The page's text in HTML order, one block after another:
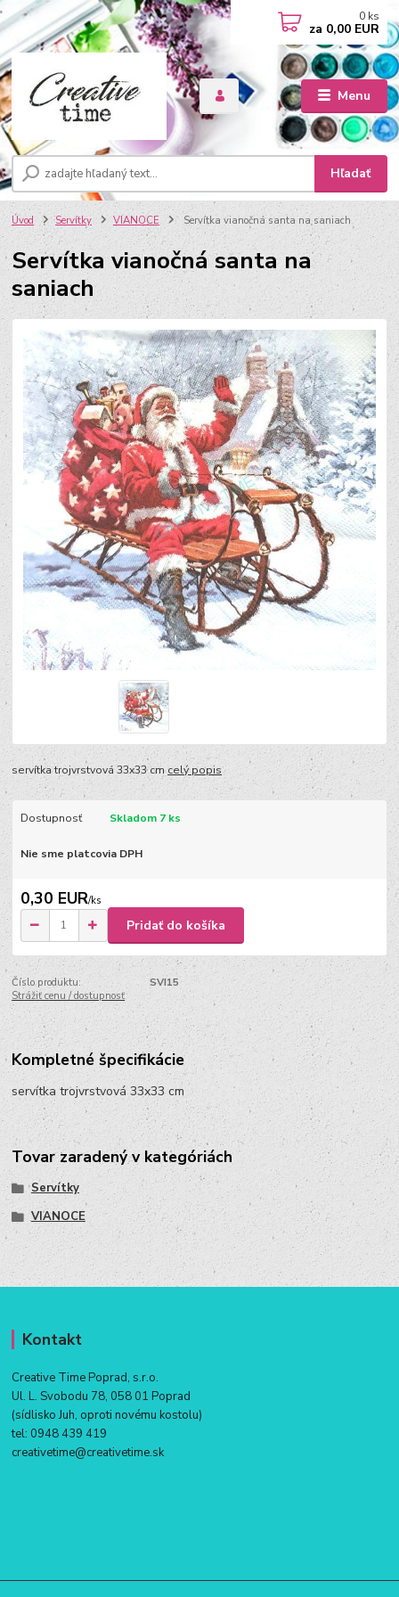
Menu
Hľadať
0 ks
za 0,00 EUR
Úvod Servítky VIANOCE Servítka vianočná santa na saniach
Servítka vianočná santa na
saniach
servítka trojvrstvová 33x33 cm celý popis
Dostupnosť Skladom 7 ks
Nie sme platcovia DPH
0,30 EUR/ks
Pridať do košíka
Číslo produktu:
SVI15
Strážiť cenu / dostupnosť
Kompletné špecifikácie
servítka trojvrstvová 33x33 cm
Tovar zaradený v kategóriách
Servítky
VIANOCE
Kontakt
Creative Time Poprad, s.r.o.
Ul. L. Svobodu 78, 058 01 Poprad
(sídlisko Juh, oproti novému kostolu)
tel: 0948 439 419
creativetime@creativetime.sk